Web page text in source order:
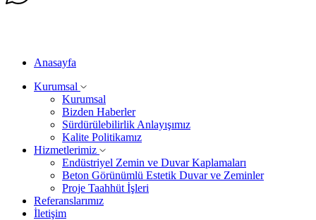
Anasayfa
Kurumsal
Kurumsal
Bizden Haberler
Sürdürülebilirlik Anlayışımız
Kalite Politikamız
Hizmetlerimiz
Endüstriyel Zemin ve Duvar Kaplamaları
Beton Görünümlü Estetik Duvar ve Zeminler
Proje Taahhüt İşleri
Referanslarımız
İletişim